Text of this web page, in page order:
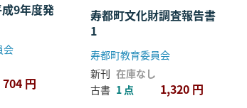
9年度発
会
704 円
寿都町文化財調査報告書
1
寿都町教育委員会
新刊 在庫なし
古書 1 点 1,320 円